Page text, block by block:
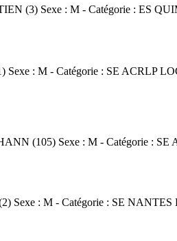
(3) Sexe : M - Catégorie : ES
Sexe : M - Catégorie : SE ACRLP
(105) Sexe : M - Catégorie : SE
Sexe : M - Catégorie : SE NANTES